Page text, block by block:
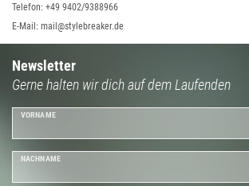
Telefon: +49 9402/9388966
E-Mail: mail@stylebreaker.de
Newsletter
Gerne halten wir dich auf dem Laufenden
VORNAME
NACHNAME